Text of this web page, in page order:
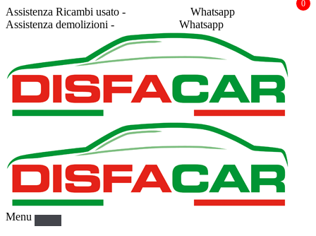
Assistenza Ricambi usato -
Whatsapp
Assistenza demolizioni -
Whatsapp
Menu
0